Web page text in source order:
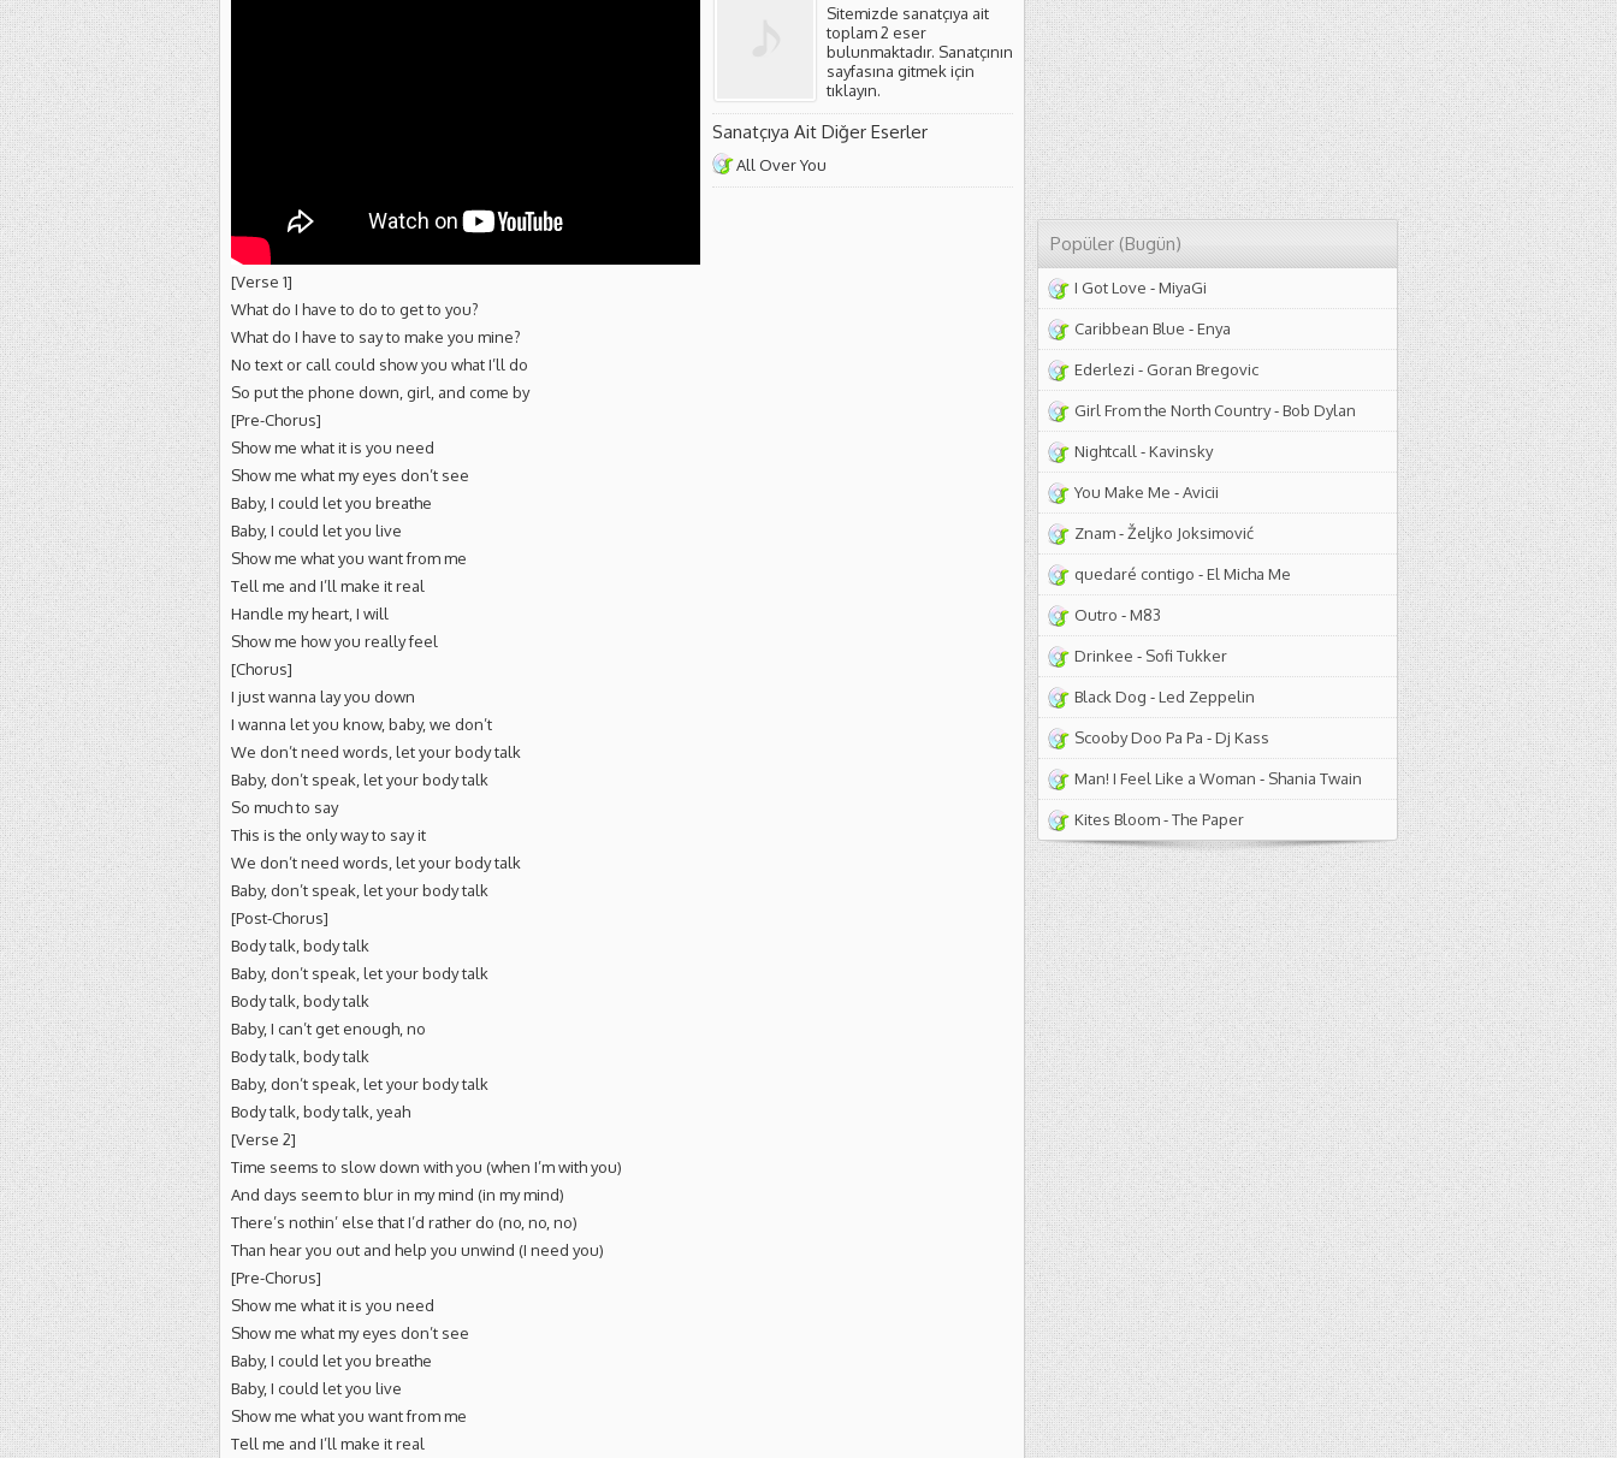
[Verse 1]
What do I have to do to get to you?
What do I have to say to make you mine?
No text or call could show you what I’ll do
So put the phone down, girl, and come by
[Pre-Chorus]
Show me what it is you need
Show me what my eyes don’t see
Baby, I could let you breathe
Baby, I could let you live
Show me what you want from me
Tell me and I’ll make it real
Handle my heart, I will
Show me how you really feel
[Chorus]
I just wanna lay you down
I wanna let you know, baby, we don’t
We don’t need words, let your body talk
Baby, don’t speak, let your body talk
So much to say
This is the only way to say it
We don’t need words, let your body talk
Baby, don’t speak, let your body talk
[Post-Chorus]
Body talk, body talk
Baby, don’t speak, let your body talk
Body talk, body talk
Baby, I can’t get enough, no
Body talk, body talk
Baby, don’t speak, let your body talk
Body talk, body talk, yeah
[Verse 2]
Time seems to slow down with you (when I’m with you)
And days seem to blur in my mind (in my mind)
There’s nothin’ else that I’d rather do (no, no, no)
Than hear you out and help you unwind (I need you)
[Pre-Chorus]
Show me what it is you need
Show me what my eyes don’t see
Baby, I could let you breathe
Baby, I could let you live
Show me what you want from me
Tell me and I’ll make it real
Sitemizde sanatçıya ait
toplam 2 eser
bulunmaktadır. Sanatçının
sayfasına gitmek için
tıklayın.
Sanatçıya Ait Diğer Eserler
All Over You
Popüler (Bugün)
I Got Love -MiyaGi
Caribbean Blue -Enya
Ederlezi - Goran Bregovic
Girl From the North Country-Bob Dylan
Nightcall -Kavinsky
You Make Me -Avicii
Znam-Željko Joksimović
quedaré contigo -El Micha Me
Outro -M83
Drinkee - Sofi Tukker
Black Dog -Led Zeppelin
Scooby Doo Pa Pa -Dj Kass
Man! I Feel Like a Woman - Shania Twain
Kites Bloom-The Paper